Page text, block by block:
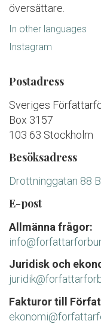
översättare.
In other languages
Instagram
Postadress
Sveriges
Box 3157
103 63 Stockholm
Besöksadress
Drottninggatan 88
E-post
Allmänna frågor:
Juridisk och
Fakturor till